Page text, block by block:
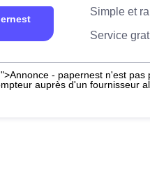
Simple et
Service
- papernest n'est pas
auprès d'un fournisseur